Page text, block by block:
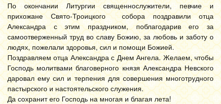
По окончании Литургии священнослужители, певчие и
прихожане Свято-Троицкого собора поздравили отца
Александра с этим праздником, поблагодарив его за
самоотверженный труд во славу Божию, за любовь и заботу о
людях, пожелали здоровья, сил и помощи Божией.
Поздравляем отца Александра с Днем Ангела. Желаем, чтобы
Господь молитвами благоверного князя Александра Невского
даровал ему сил и терпения для совершения многотрудного
пастырского и настоятельского служения.
Да сохранит его Господь на многая и благая лета!